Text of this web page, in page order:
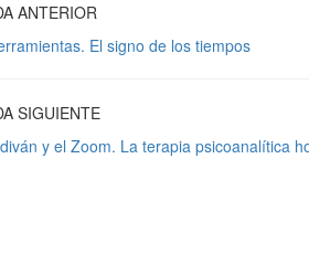
ANTERIOR
El signo de los tiempos
SIGUIENTE
y el Zoom. La terapia psicoanalítica